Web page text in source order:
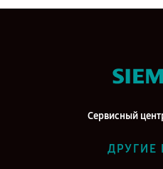
Сервисный
ДРУГИЕ